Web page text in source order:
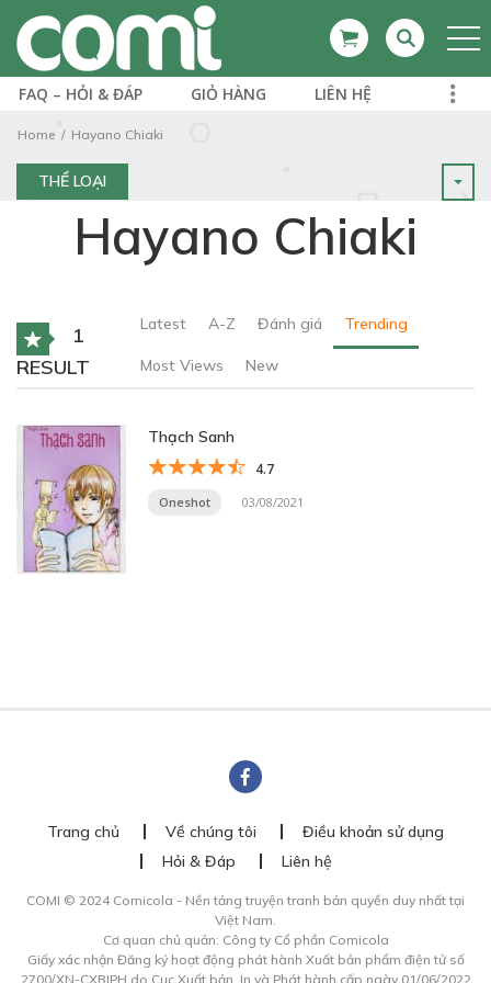
FAQ – HỎI & ĐÁP GIỎ HÀNG LIÊN HỆ
Home Hayano Chiaki
THỂ LOẠI
Hayano Chiaki
1
RESULT
Latest A-Z Đánh giá Trending
Most Views New
Thạch Sanh
4.7
Oneshot 03/08/2021
Trang chủ Về chúng tôi
Điều khoản sử dụng
Hỏi & Đáp
Liên hệ
COMI © 2024 Comicola - Nền tảng truyện tranh bản quyền duy nhất tại
Việt Nam.
Cơ quan chủ quản: Công ty Cổ phần Comicola
Giấy xác nhận Đăng ký hoạt động phát hành Xuất bản phẩm điện tử số
2700/XN-CXBIPH do Cục Xuất bản, In và Phát hành cấp ngày 01/06/2022